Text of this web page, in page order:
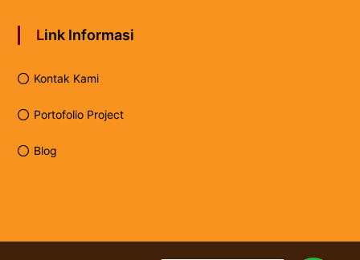
Link Informasi
Kontak Kami
Portofolio Project
Blog